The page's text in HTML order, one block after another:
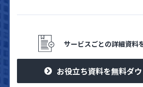
サービスごとの詳細資料
お役立ち資料を無料ダ